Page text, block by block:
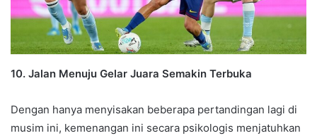
10. Jalan Menuju Gelar Juara Semakin Terbuka
Dengan hanya menyisakan beberapa pertandingan lagi di
musim ini, kemenangan ini secara psikologis menjatuhkan